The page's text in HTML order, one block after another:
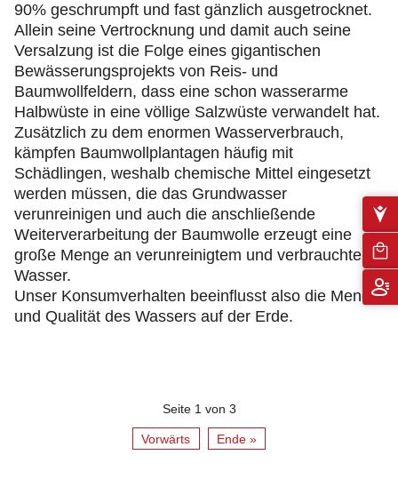
90% geschrumpft und fast gänzlich ausgetrocknet.
Allein seine Vertrocknung und damit auch seine
Versalzung ist die Folge eines gigantischen
Bewässerungsprojekts von Reis- und
Baumwollfeldern, dass eine schon wasserarme
Halbwüste in eine völlige Salzwüste verwandelt hat.
Zusätzlich zu dem enormen Wasserverbrauch,
kämpfen Baumwollplantagen häufig mit
Schädlingen, weshalb chemische Mittel eingesetzt
werden müssen, die das Grundwasser
verunreinigen und auch die anschließende
Weiterverarbeitung der Baumwolle erzeugt eine
große Menge an verunreinigtem und verbrauchtem
Wasser.
Unser Konsumverhalten beeinflusst also die Menge
und Qualität des Wassers auf der Erde.
Seite 1 von 3
Vorwärts Ende »